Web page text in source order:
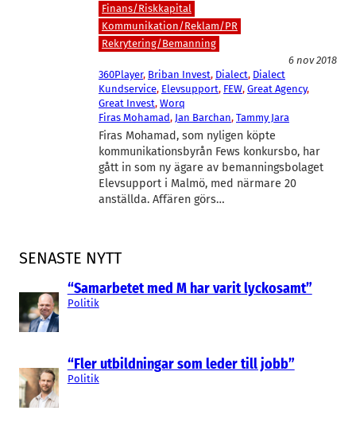
SENASTE NYTT
“Samarbetet med M har varit lyckosamt”
Politik
“Fler utbildningar som leder till jobb”
Politik
Finans/Riskkapital
Kommunikation/Reklam/PR
Rekrytering/Bemanning
6 nov 2018
360Player, Briban Invest, Dialect, Dialect
Kundservice, Elevsupport, FEW, Great Agency
Great Invest, Worq
Firas Mohamad, Jan Barchan, Tammy Jara
Firas Mohamad, som nyligen köpte
kommunikationsbyrån Fews konkursbo, har
gått in som ny ägare av bemanningsbolaget
Elevsupport i Malmö, med närmare 20
anställda. Affären görs…